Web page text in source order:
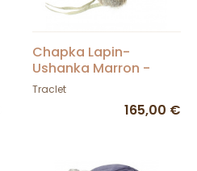
Chapka Lapin-
Ushanka Marron -
Traclet
Traclet
165,00 €